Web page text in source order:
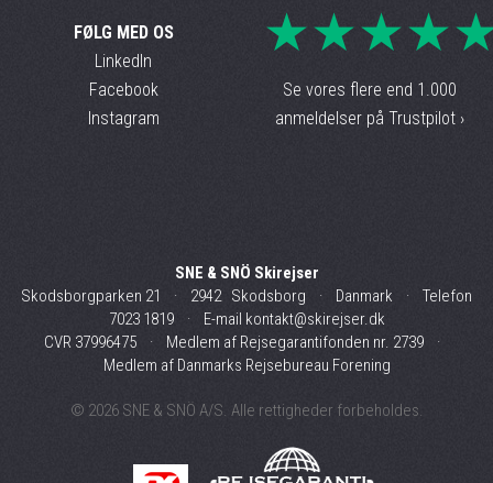
FØLG MED OS
LinkedIn
Facebook
Instagram
Se vores flere end 1.000
anmeldelser på Trustpilot ›
SNE & SNÖ Skirejser
Skodsborgparken 21 · 2942 Skodsborg · Danmark · Telefon
7023 1819· E-mail kontakt@skirejser.dk
CVR 37996475 · Medlem af Rejsegarantifonden nr. 2739·
Medlem af Danmarks Rejsebureau Forening
© 2026 SNE & SNÖ A/S. Alle rettigheder forbeholdes.